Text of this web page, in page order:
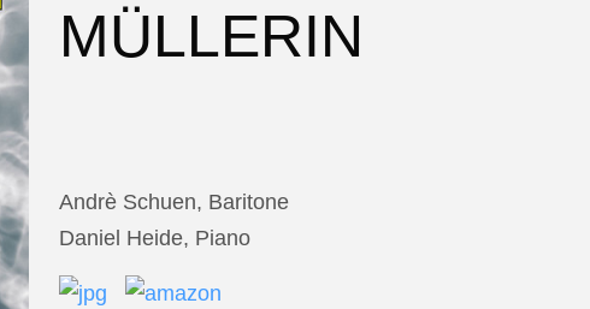
MÜLLERIN
Andrè Schuen, Baritone
Daniel Heide, Piano